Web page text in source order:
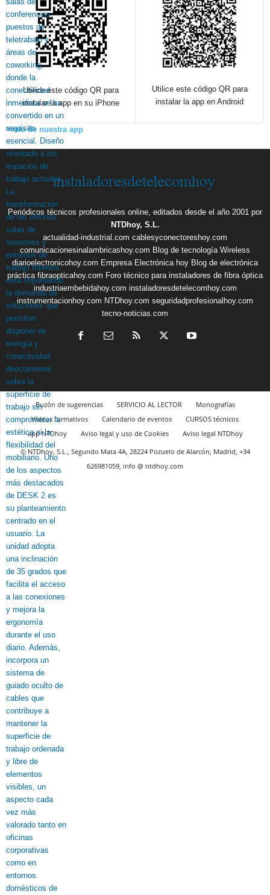
Utilice este código QR para
instalar la app en su iPhone
Utilice este código QR para
instalar la app en Android
+info de nuestra app
Periódicos técnicos profesionales online, editados desde el año 2001 por
NTDhoy, S.L.
actualidad-industrial.com cablesyconectoreshoy.com
comunicacionesinalambricashoy.com Blog de tecnología Wireless
diarioelectronicohoy.com Empresa Electrónica hoy Blog de electrónica
práctica fibraopticahoy.com Foro técnico para instaladores de fibra óptica
industriaembebidahoy.com instaladoresdetelecomhoy.com
instrumentacionhoy.com NTDhoy.com seguridadprofesionalhoy.com
tecno-noticias.com
Buzón de sugerencias SERVICIO AL LECTOR
Monografías
Vídeos formativos
Calendario de eventos
CURSOS técnicos
app NTDhoy
Aviso legal y uso de Cookies
Aviso legal NTDhoy
© NTDhoy, S.L., Segundo Mata 4A, 28224 Pozuelo de Alarcón, Madrid, +34
626981059, info @ ntdhoy.com